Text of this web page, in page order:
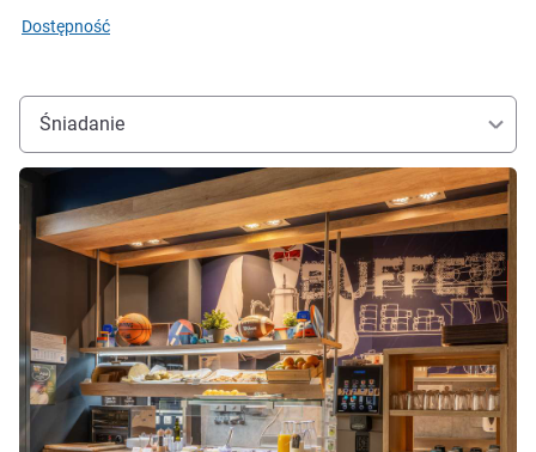
Dostępność
Śniadanie
Pokaż szczegóły